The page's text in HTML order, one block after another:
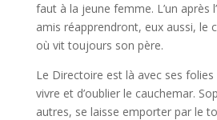
faut à la jeune femme. L’un après
amis réapprendront, eux aussi, le
où vit toujours son père.
Le Directoire est là avec ses
vivre et d’oublier le cauchemar.
autres, se laisse emporter par le